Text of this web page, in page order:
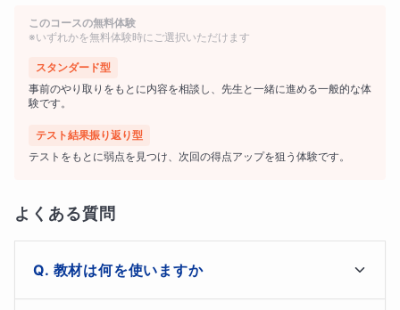
苦手、悩みのあるところをオーダーメイド
ところから演習をしっかり活用します。
と、教材研究でサポートします。
このコースの無料体験
※いずれかを無料体験時にご選択いただけます
スタンダード型
事前のやり取りをもとに内容を相談し、先生と一緒に進める一般的な体
験です。
テスト結果振り返り型
テストをもとに弱点を見つけ、次回の得点アップを狙う体験です。
よくある質問
教材は何を使いますか